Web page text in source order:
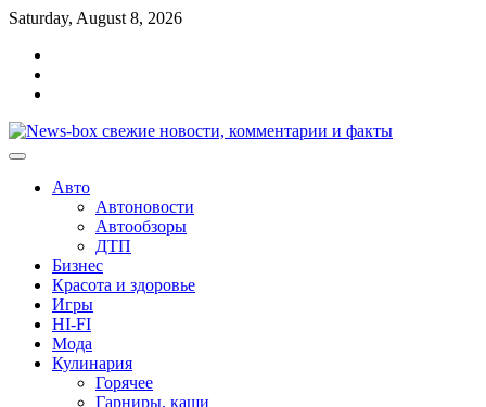
Перейти
содержимому
Saturday, August 8, 2026
Авто
Автоновости
Автообзоры
ДТП
Бизнес
Красота и здоровье
Игры
HI-FI
Мода
Кулинария
Горячее
Гарниры, каши